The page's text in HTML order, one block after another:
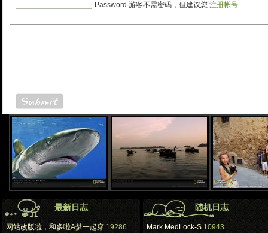
Password 游客不需密码，但建议您 注册帐号
最新日志
网站改版啦，和多啦A梦一起穿 19286
随机日志
Mark MedLock-S 10943